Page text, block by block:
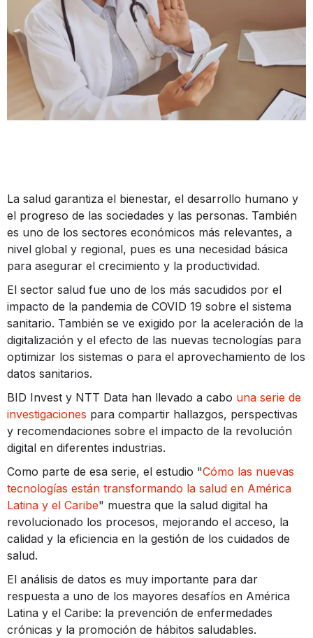
La salud garantiza el bienestar, el desarrollo humano y
el progreso de las sociedades y las personas. También
es uno de los sectores económicos más relevantes, a
nivel global y regional, pues es una necesidad básica
para asegurar el crecimiento y la productividad.
El sector salud fue uno de los más sacudidos por el
impacto de la pandemia de COVID 19 sobre el sistema
sanitario. También se ve exigido por la aceleración de la
digitalización y el efecto de las nuevas tecnologías para
optimizar los sistemas o para el aprovechamiento de los
datos sanitarios.
BID Invest y NTT Data han llevado a cabo una serie de
investigaciones para compartir hallazgos, perspectivas
y recomendaciones sobre el impacto de la revolución
digital en diferentes industrias.
Como parte de esa serie, el estudio "Cómo las nuevas
tecnologías están transformando la salud en América
Latina y el Caribe" muestra que la salud digital ha
revolucionado los procesos, mejorando el acceso, la
calidad y la eficiencia en la gestión de los cuidados de
salud.
El análisis de datos es muy importante para dar
respuesta a uno de los mayores desafíos en América
Latina y el Caribe: la prevención de enfermedades
crónicas y la promoción de hábitos saludables.